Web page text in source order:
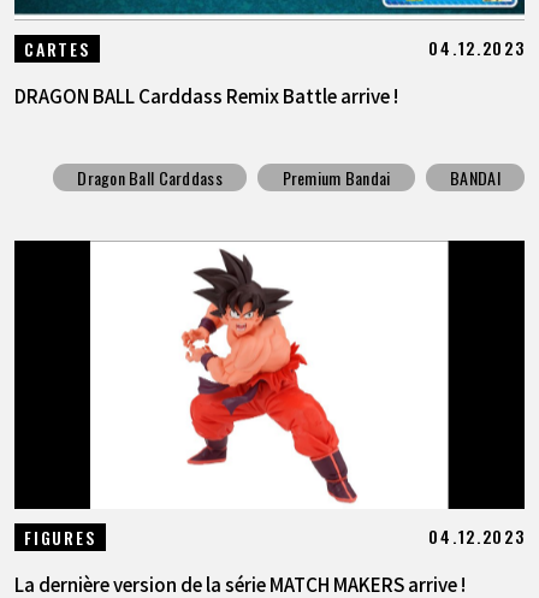
CARTES 04.12.2023
DRAGON BALL Carddass Remix Battle arrive !
Dragon Ball Carddass Premium Bandai BANDAI
FIGURES 04.12.2023
La dernière version de la série MATCH MAKERS arrive !